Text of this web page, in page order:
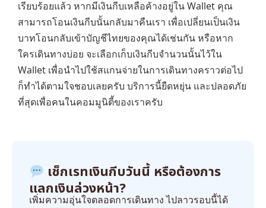
เรียบร้อยแล้ว หากมีเงินกีบเหลือค้างอยู่ใน Wallet คุณ
สามารถโอนเงินกีบนั้นกลับมาคืนเรา เพื่อเปลี่ยนเป็นเงิน
บาทโอนกลับเข้าบัญชีไทยของคุณได้เช่นกัน หรือหาก
ใครเดินทางบ่อย จะเลือกเก็บเงินกีบจำนวนนั้นไว้ใน
Wallet เพื่อนำไปใช้สแกนจ่ายในการเดินทางคราวต่อไป
ก็ทำได้ตามใจชอบเลยครับ บริการนี้ยืดหยุ่น และปลอดภัย
ที่สุดเพื่อคนในคอมมูนิตี้ของเราครับ
เช็กเรทเงินกีบวันนี้ หรือต้องการ
แลกเงินล่วงหน้า?
เพิ่มความอุ่นใจตลอดการเดินทาง ไปลาวรอบนี้ได้